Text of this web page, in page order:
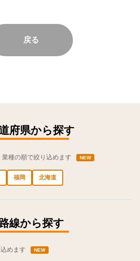
戻る
府県から探す
種の順で絞り込めます NEW
福岡 北海道
線から探す
めます NEW